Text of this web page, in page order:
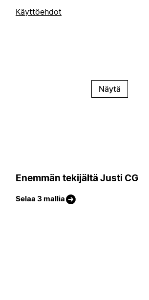
Käyttöehdot
Näytä
Enemmän tekijältä Justi CG
Selaa 3 mallia